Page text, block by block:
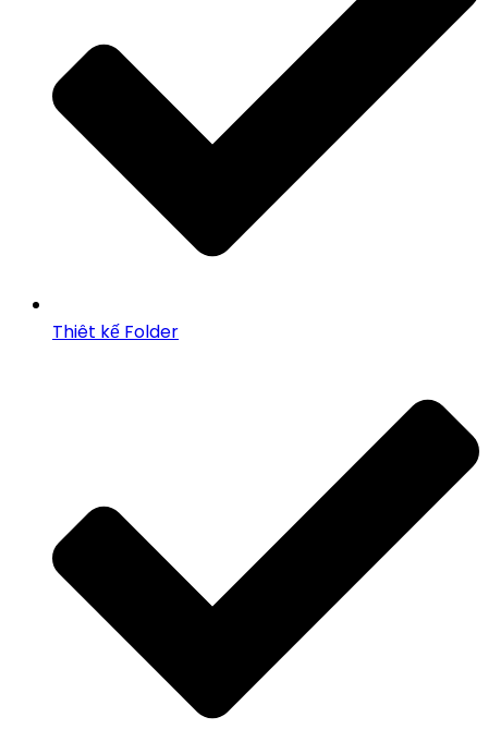
Thiêt kế Folder